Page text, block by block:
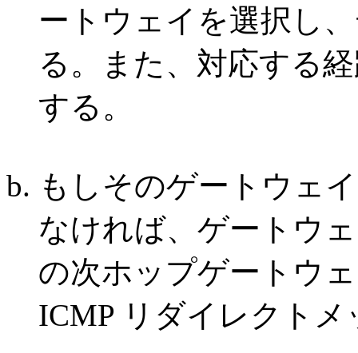
ートウェイを選択し
る。また、対応する
する。
もしそのゲートウェ
なければ、ゲートウ
の次ホップゲートウ
ICMP リダイレクト